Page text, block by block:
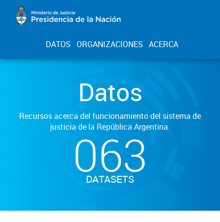
DATOS ORGANIZACIONES ACERCA
Datos
Recursos acerca del funcionamiento del sistema de
justicia de la República Argentina.
063
DATASETS